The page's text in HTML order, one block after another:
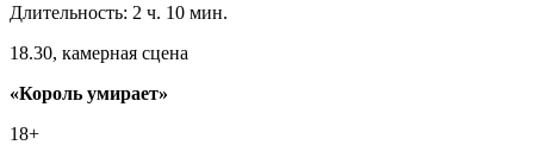
Длительность: 2 ч. 10 мин.
18.30, камерная сцена
«Король умирает»
18+